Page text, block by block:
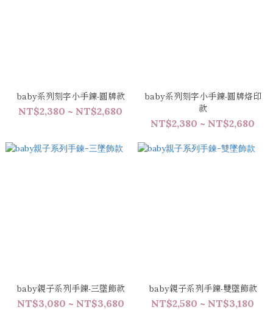
baby系列刻字小手鍊-圓牌款
NT$2,380 ~ NT$2,680
baby系列刻字小手鍊-圓牌烙印
款
NT$2,380 ~ NT$2,680
baby親子系列手鍊-三墜飾款
NT$3,080 ~ NT$3,680
baby親子系列手鍊-雙墜飾款
NT$2,580 ~ NT$3,180